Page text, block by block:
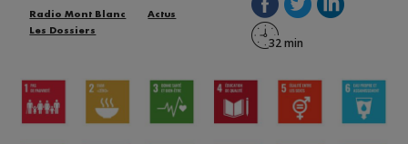
Radio Mont Blanc
Actus
Les Dossiers